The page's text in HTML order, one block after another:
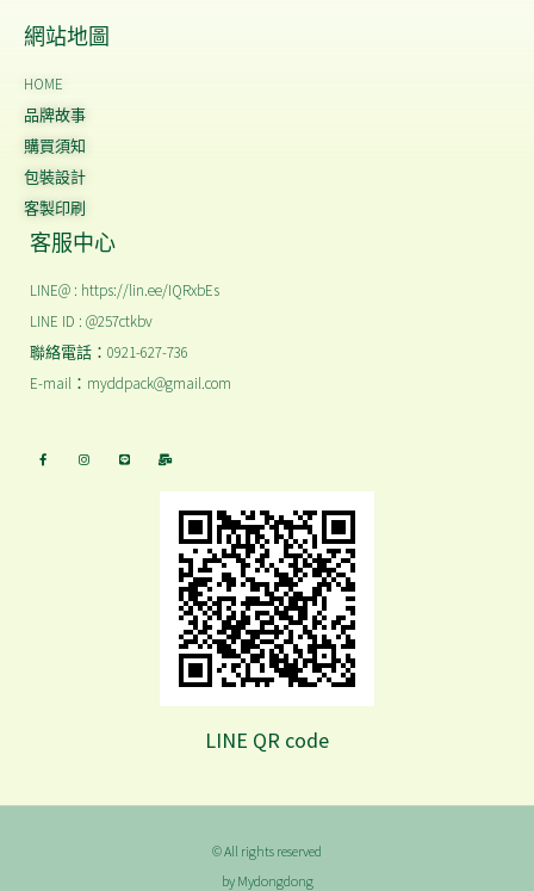
網站地圖
HOME
品牌故事
購買須知
包裝設計
客製印刷
客服中心
LINE@ : https://lin.ee/IQRxbEs
LINE ID : @257ctkbv
聯絡電話：0921-627-736
E-mail：myddpack@gmail.com
LINE QR code
© All rights reserved
by Mydongdong